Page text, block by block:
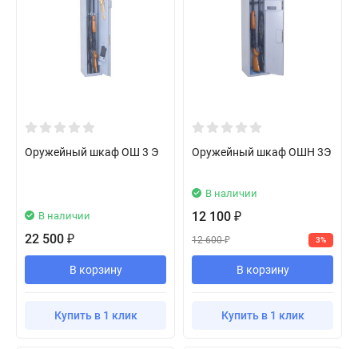
Оружейный шкаф ОШ 3 Э
В наличии
22 500 ₽
В корзину
Купить в 1 клик
Оружейный шкаф ОШН 3Э
В наличии
12 100 ₽
12 600₽ 3%
В корзину
Купить в 1 клик